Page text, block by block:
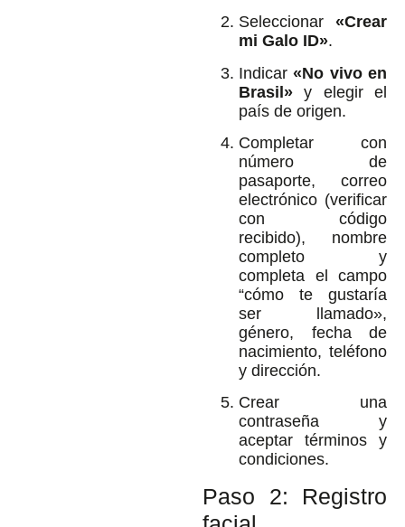
Seleccionar «Crear
mi Galo ID».
Indicar«No vivo en
Brasil» y elegir el
país de origen.
Completar con
número de
pasaporte, correo
electrónico (verificar
con código
recibido), nombre
completo y
completa el campo
“cómo te gustaría
ser llamado»,
género, fecha de
nacimiento, teléfono
y dirección.
Crear una
contraseña y
aceptar términos y
condiciones.
Paso 2: Registro